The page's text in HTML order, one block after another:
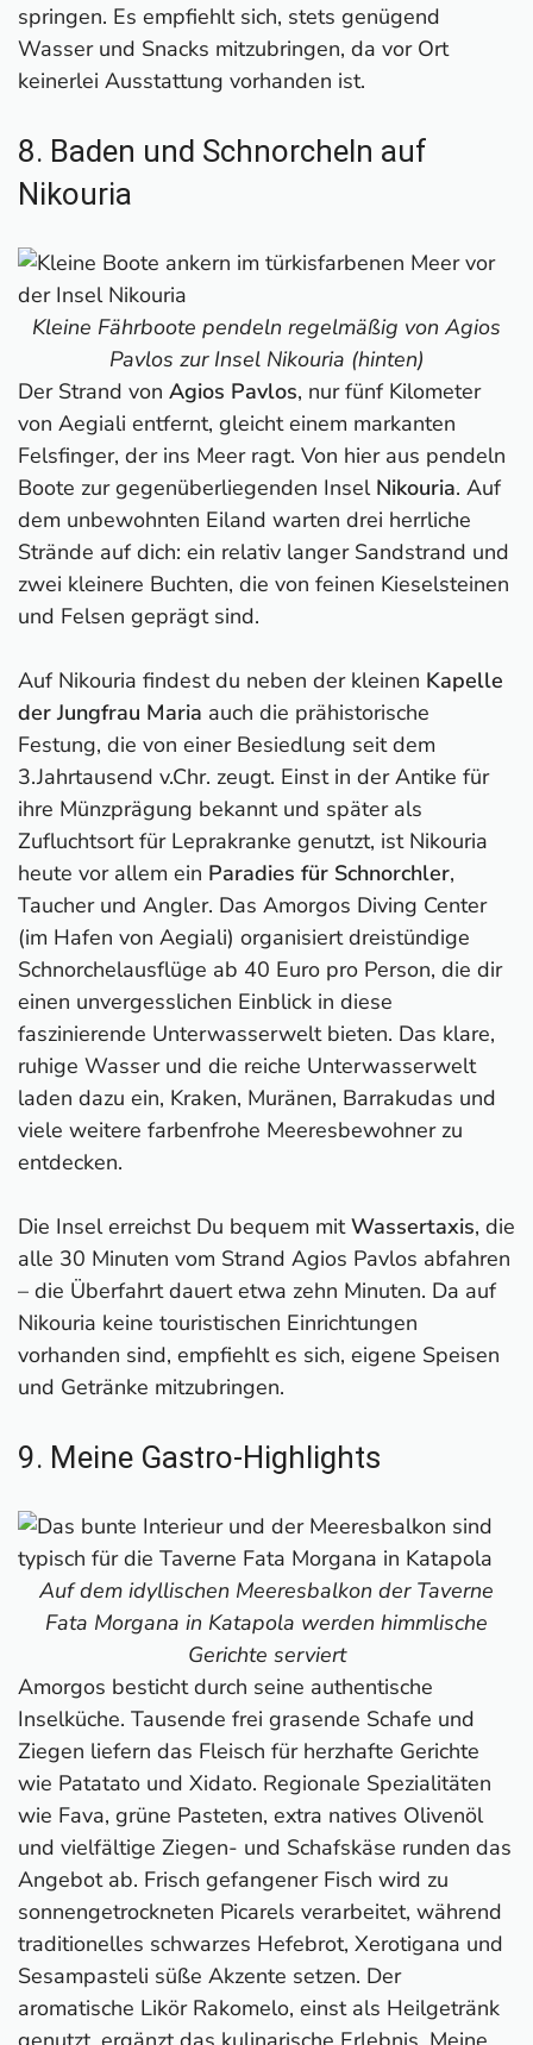
springen. Es empfiehlt sich, stets genügend
Wasser und Snacks mitzubringen, da vor Ort
keinerlei Ausstattung vorhanden ist.
8. Baden und Schnorcheln auf
Nikouria
Kleine Fährboote pendeln regelmäßig von Agios
Pavlos zur Insel Nikouria (hinten)
Der Strand von Agios Pavlos, nur fünf Kilometer
von Aegiali entfernt, gleicht einem markanten
Felsfinger, der ins Meer ragt. Von hier aus pendeln
Boote zur gegenüberliegenden Insel Nikouria. Auf
dem unbewohnten Eiland warten drei herrliche
Strände auf dich: ein relativ langer Sandstrand und
zwei kleinere Buchten, die von feinen Kieselsteinen
und Felsen geprägt sind.
Auf Nikouria findest du neben der kleinen Kapelle
der Jungfrau Maria auch die prähistorische
Festung, die von einer Besiedlung seit dem
3.Jahrtausend v.Chr. zeugt. Einst in der Antike für
ihre Münzprägung bekannt und später als
Zufluchtsort für Leprakranke genutzt, ist Nikouria
heute vor allem ein Paradies für Schnorchler,
Taucher und Angler. Das Amorgos Diving Center
(im Hafen von Aegiali) organisiert dreistündige
Schnorchelausflüge ab 40 Euro pro Person, die dir
einen unvergesslichen Einblick in diese
faszinierende Unterwasserwelt bieten. Das klare,
ruhige Wasser und die reiche Unterwasserwelt
laden dazu ein, Kraken, Muränen, Barrakudas und
viele weitere farbenfrohe Meeresbewohner zu
entdecken.
Die Insel erreichst Du bequem mitWassertaxis, die
alle 30 Minuten vom Strand Agios Pavlos abfahren
– die Überfahrt dauert etwa zehn Minuten. Da auf
Nikouria keine touristischen Einrichtungen
vorhanden sind, empfiehlt es sich, eigene Speisen
und Getränke mitzubringen.
9. Meine Gastro-Highlights
Auf dem idyllischen Meeresbalkon der Taverne
Fata Morgana in Katapola werden himmlische
Gerichte serviert
Amorgos besticht durch seine authentische
Inselküche. Tausende frei grasende Schafe und
Ziegen liefern das Fleisch für herzhafte Gerichte
wie Patatato und Xidato. Regionale Spezialitäten
wie Fava, grüne Pasteten, extra natives Olivenöl
und vielfältige Ziegen- und Schafskäse runden das
Angebot ab. Frisch gefangener Fisch wird zu
sonnengetrockneten Picarels verarbeitet, während
traditionelles schwarzes Hefebrot, Xerotigana und
Sesampasteli süße Akzente setzen. Der
aromatische Likör Rakomelo, einst als Heilgetränk